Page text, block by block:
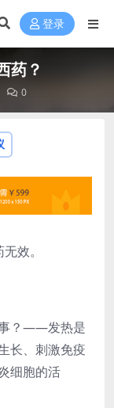
登录
药？
0
效。
事？——发热是
长、刺激免疫
细胞的活